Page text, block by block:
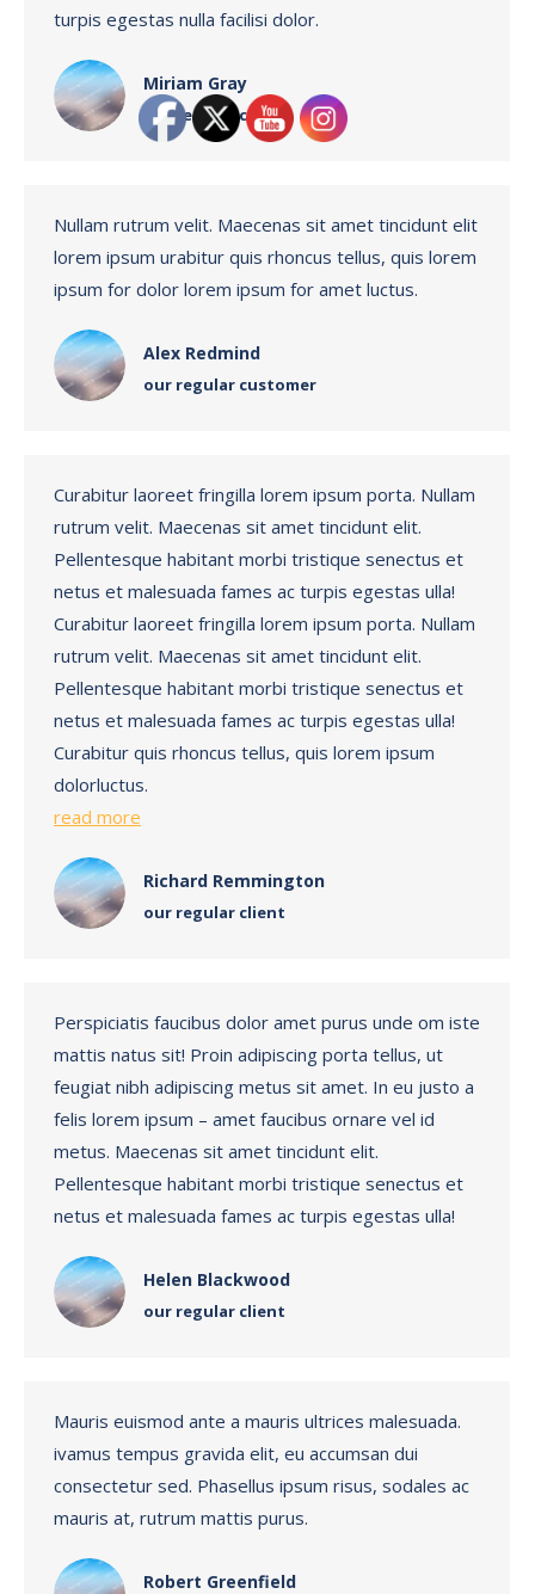
turpis egestas nulla facilisi dolor.
Miriam Gray
our regular client
Nullam rutrum velit. Maecenas sit amet tincidunt elit
lorem ipsum urabitur quis rhoncus tellus, quis lorem
ipsum for dolor lorem ipsum for amet luctus.
Alex Redmind
our regular customer
Curabitur laoreet fringilla lorem ipsum porta. Nullam
rutrum velit. Maecenas sit amet tincidunt elit.
Pellentesque habitant morbi tristique senectus et
netus et malesuada fames ac turpis egestas ulla!
Curabitur laoreet fringilla lorem ipsum porta. Nullam
rutrum velit. Maecenas sit amet tincidunt elit.
Pellentesque habitant morbi tristique senectus et
netus et malesuada fames ac turpis egestas ulla!
Curabitur quis rhoncus tellus, quis lorem ipsum
dolorluctus.
read more
Richard Remmington
our regular client
Perspiciatis faucibus dolor amet purus unde om iste
mattis natus sit! Proin adipiscing porta tellus, ut
feugiat nibh adipiscing metus sit amet. In eu justo a
felis lorem ipsum – amet faucibus ornare vel id
metus. Maecenas sit amet tincidunt elit.
Pellentesque habitant morbi tristique senectus et
netus et malesuada fames ac turpis egestas ulla!
Helen Blackwood
our regular client
Mauris euismod ante a mauris ultrices malesuada.
ivamus tempus gravida elit, eu accumsan dui
consectetur sed. Phasellus ipsum risus, sodales ac
mauris at, rutrum mattis purus.
Robert Greenfield